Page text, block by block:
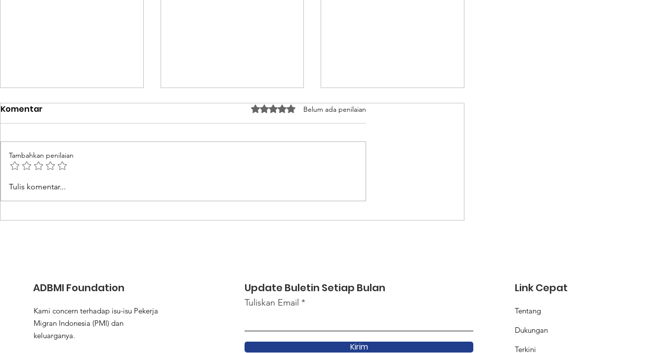
Rupiah Anjlok Jadi Daya
Tarik Warga Jadi PMI
Keluarga Migran Lewat
Dinilai Memperlambat
Komentar Dinilai 0 dari 5 bintang.
Belum ada penilaian
Tambahkan penilaian
Tulis komentar...
ADBMI Foundation
Kami concern terhadap isu-isu Pekerja
Migran Indonesia (PMI) dan
keluarganya.
Update Buletin Setiap Bulan
Tuliskan Email
Kirim
Link Cepat
Tentang
Dukungan
Terkini